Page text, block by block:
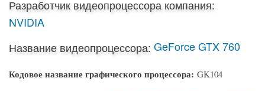
Разработчик видеопроцессора компания:
NVIDIA
Название видеопроцессора: GeForce GTX 760
Кодовое название графического процессора: GK104